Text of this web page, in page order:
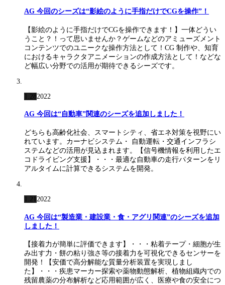
AG 今回のシーズは“影絵のように手指だけでCGを操作”！
【影絵のように手指だけでCGを操作できます！】一体どうい
うこと？！って思いませんか？ゲームなどのアミューズメント
コンテンツでのユニークな操作方法として！CG 制作や、知育
におけるキャラクタアニメーションの作成方法として！などな
ど幅広い分野での活用が期待できるシーズです。
1.282022
AG 今回は“自動車”関連のシーズを追加しました！
どちらも高齢化社会、スマートシティ、省エネ対策を視野にい
れています。カーナビシステム・ 自動運転・交通インフラシ
ステムなどの活用が見込まれます。【信号機情報を利用したエ
コドライビング支援】・・・最適な自動車の走行パターンをリ
アルタイムに計算できるシステムを開発。
1.21 2022
AG 今回は“製造業・建設業・食・アグリ関連”のシーズを追加
しました！
【接着力が簡単に評価できます】・・・粘着テープ・細胞が生
み出す力・餅の粘り強さ等の接着力を可視化できるセンサーを
開発！【安価で高分解能な質量分析装置を実現しまし
た】・・・疾患マーカー探索や薬物動態解析、植物組織内での
残留農薬の分布解析など応用範囲が広く、医療や食の安全につ